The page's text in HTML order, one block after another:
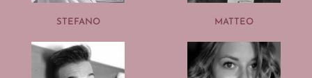
STEFANO MATTEO